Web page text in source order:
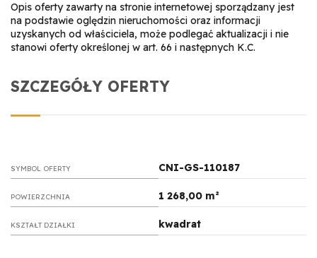
Opis oferty zawarty na stronie internetowej sporządzany jest
na podstawie oględzin nieruchomości oraz informacji
uzyskanych od właściciela, może podlegać aktualizacji i nie
stanowi oferty określonej w art. 66 i następnych K.C.
SZCZEGÓŁY OFERTY
SYMBOL OFERTY CNI-GS-110187
POWIERZCHNIA 1 268,00 m²
KSZTAŁT DZIAŁKI kwadrat